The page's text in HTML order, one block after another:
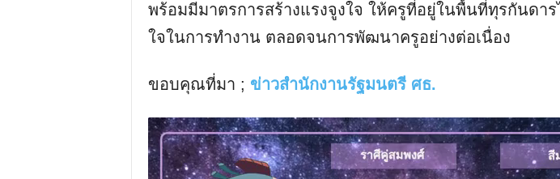
พร้อมมีมาตรการสร้างแรงจูงใจ ให้ครูที่อยู่ในพื้นที่ทุรกันดา
ใจในการทำงาน ตลอดจนการพัฒนาครูอย่างต่อเนื่อง
ขอบคุณที่มา ; ข่าวสำนักงานรัฐมนตรี ศธ.